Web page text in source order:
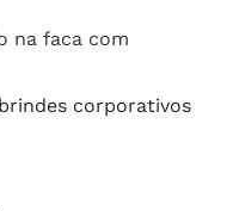
na faca com
brindes corporativos